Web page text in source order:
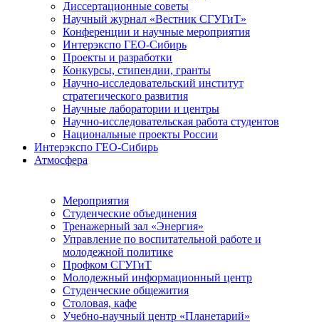
Диссертационные советы
Научный журнал «Вестник СГУГиТ»
Конференции и научные мероприятия
Интерэкспо ГЕО-Сибирь
Проекты и разработки
Конкурсы, стипендии, гранты
Научно-исследовательский институт
стратегического развития
Научные лаборатории и центры
Научно-исследовательская работа студентов
Национальные проекты России
Интерэкспо ГЕО-Сибирь
Атмосфера
Мероприятия
Студенческие объединения
Тренажерный зал «Энергия»
Управление по воспитательной работе и
молодежной политике
Профком СГУГиТ
Молодежный информационный центр
Студенческие общежития
Столовая, кафе
Учебно-научный центр «Планетарий»